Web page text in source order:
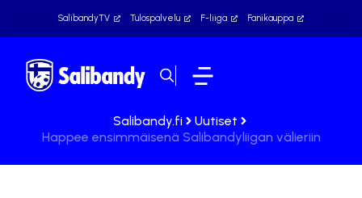
SalibandyTV Tulospalvelu F-liiga Fanikauppa
Salibandy.fi
Uutiset
Happee ensimmäisenä Salibandyliigan välieriin